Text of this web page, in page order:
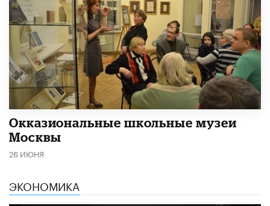
​Окказиональные школьные музеи
Москвы
26 ИЮНЯ
ЭКОНОМИКА